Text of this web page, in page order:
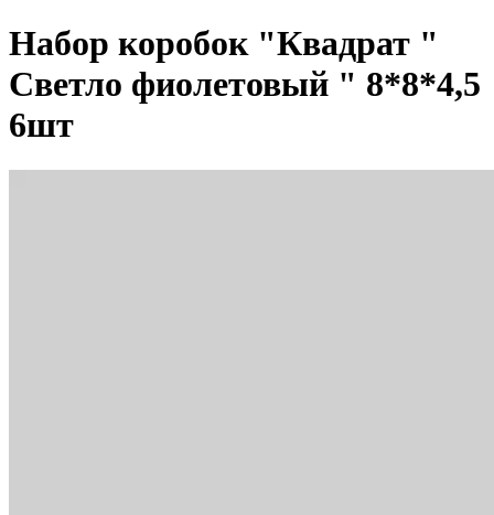
Набор коробок "Квадрат "
Светло фиолетовый " 8*8*4,5
6шт